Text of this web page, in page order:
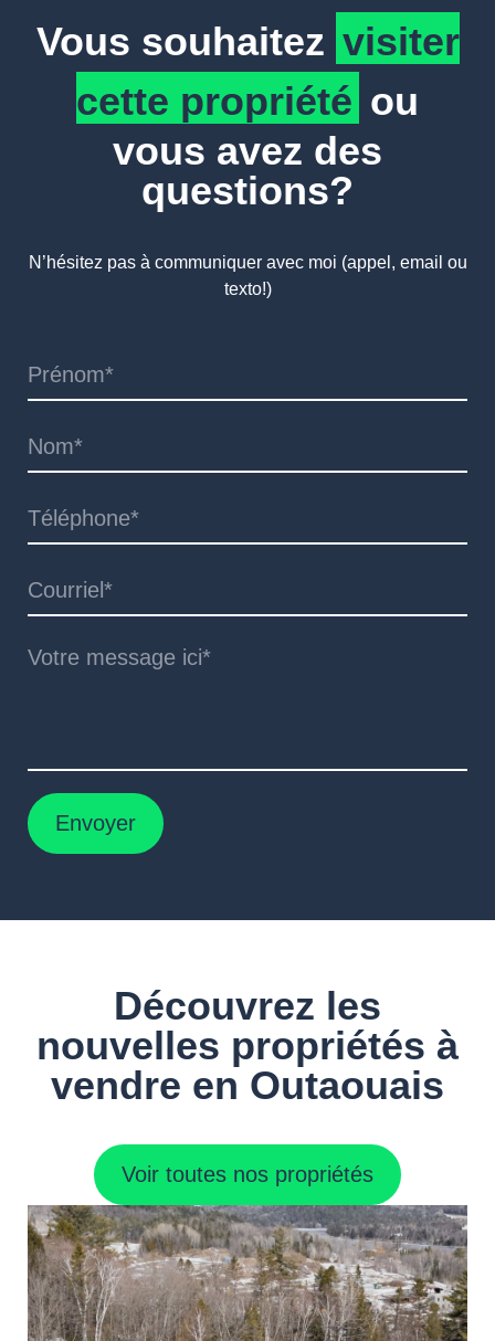
Vous souhaitez visiter
cette propriété ou
vous avez des
questions?
N’hésitez pas à communiquer avec moi (appel, email ou
texto!)
Découvrez les
nouvelles propriétés à
vendre en Outaouais
Voir toutes nos propriétés